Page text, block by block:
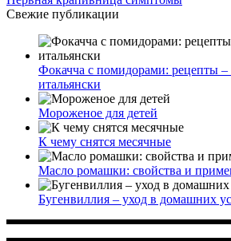
Свежие публикации
Фокачча с помидорами: рецепты –
итальянски
Мороженое для детей
К чему снятся месячные
Масло ромашки: свойства и
Бугенвиллия – уход в домашних